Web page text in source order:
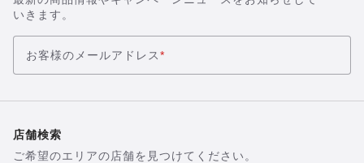
いきます。
お客様のメールアドレス*
店舗検索
ご希望のエリアの店舗を見つけてください。